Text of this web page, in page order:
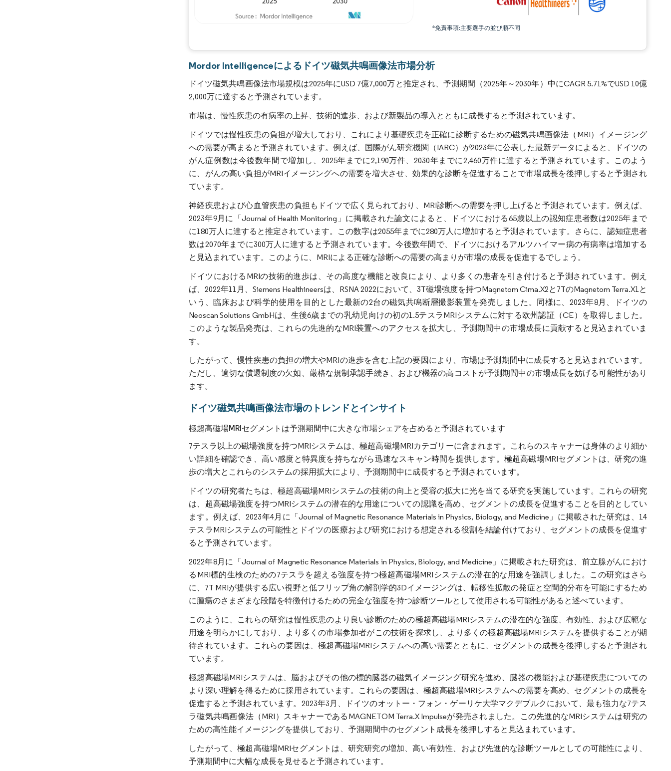
*免責事項:主要選手の並び順不同
Mordor Intelligenceによるドイツ磁気共鳴画像法市場分析
ドイツ磁気共鳴画像法市場規模は2025年にUSD 7億7,000万と推定され、予測期間（2025年～2030年）中にCAGR 5.71%でUSD 10億
2,000万に達すると予測されています。
市場は、慢性疾患の有病率の上昇、技術的進歩、および新製品の導入とともに成長すると予測されています。
ドイツでは慢性疾患の負担が増大しており、これにより基礎疾患を正確に診断するための磁気共鳴画像法（MRI）イメージング
への需要が高まると予測されています。例えば、国際がん研究機関（IARC）が2023年に公表した最新データによると、ドイツの
がん症例数は今後数年間で増加し、2025年までに2,190万件、2030年までに2,460万件に達すると予測されています。このよう
に、がんの高い負担がMRIイメージングへの需要を増大させ、効果的な診断を促進することで市場成長を後押しすると予測され
ています。
神経疾患および心血管疾患の負担もドイツで広く見られており、MRI診断への需要を押し上げると予測されています。例えば、
2023年9月に「Journal of Health Monitoring」に掲載された論文によると、ドイツにおける65歳以上の認知症患者数は2025年まで
に180万人に達すると推定されています。この数字は2055年までに280万人に増加すると予測されています。さらに、認知症患者
数は2070年までに300万人に達すると予測されています。今後数年間で、ドイツにおけるアルツハイマー病の有病率は増加する
と見込まれています。このように、MRIによる正確な診断への需要の高まりが市場の成長を促進するでしょう。
ドイツにおけるMRIの技術的進歩は、その高度な機能と改良により、より多くの患者を引き付けると予測されています。例え
ば、2022年11月、Siemens Healthineersは、RSNA 2022において、3T磁場強度を持つMagnetom Cima.X2と7TのMagnetom Terra.X1と
いう、臨床および科学的使用を目的とした最新の2台の磁気共鳴断層撮影装置を発売しました。同様に、2023年8月、ドイツの
Neoscan Solutions GmbHは、生後6歳までの乳幼児向けの初の1.5テスラMRIシステムに対する欧州認証（CE）を取得しました。
このような製品発売は、これらの先進的なMRI装置へのアクセスを拡大し、予測期間中の市場成長に貢献すると見込まれていま
す。
したがって、慢性疾患の負担の増大やMRIの進歩を含む上記の要因により、市場は予測期間中に成長すると見込まれています。
ただし、適切な償還制度の欠如、厳格な規制承認手続き、および機器の高コストが予測期間中の市場成長を妨げる可能性があり
ます。
ドイツ磁気共鳴画像法市場のトレンドとインサイト
極超高磁場MRIセグメントは予測期間中に大きな市場シェアを占めると予測されています
7テスラ以上の磁場強度を持つMRIシステムは、極超高磁場MRIカテゴリーに含まれます。これらのスキャナーは身体のより細か
い詳細を確認でき、高い感度と特異度を持ちながら迅速なスキャン時間を提供します。極超高磁場MRIセグメントは、研究の進
歩の増大とこれらのシステムの採用拡大により、予測期間中に成長すると予測されています。
ドイツの研究者たちは、極超高磁場MRIシステムの技術の向上と受容の拡大に光を当てる研究を実施しています。これらの研究
は、超高磁場強度を持つMRIシステムの潜在的な用途についての認識を高め、セグメントの成長を促進することを目的としてい
ます。例えば、2023年4月に「Journal of Magnetic Resonance Materials in Physics, Biology, and Medicine」に掲載された研究は、14
テスラMRIシステムの可能性とドイツの医療および研究における想定される役割を結論付けており、セグメントの成長を促進す
ると予測されています。
2022年8月に「Journal of Magnetic Resonance Materials in Physics, Biology, and Medicine」に掲載された研究は、前立腺がんにおけ
るMRI標的生検のための7テスラを超える強度を持つ極超高磁場MRIシステムの潜在的な用途を強調しました。この研究はさら
に、7T MRIが提供する広い視野と低フリップ角の解剖学的3Dイメージングは、転移性拡散の発症と空間的分布を可能にするため
に腫瘍のさまざまな段階を特徴付けるための完全な強度を持つ診断ツールとして使用される可能性があると述べています。
このように、これらの研究は慢性疾患のより良い診断のための極超高磁場MRIシステムの潜在的な強度、有効性、および広範な
用途を明らかにしており、より多くの市場参加者がこの技術を探求し、より多くの極超高磁場MRIシステムを提供することが期
待されています。これらの要因は、極超高磁場MRIシステムへの高い需要とともに、セグメントの成長を後押しすると予測され
ています。
極超高磁場MRIシステムは、脳およびその他の標的臓器の磁気イメージング研究を進め、臓器の機能および基礎疾患についての
より深い理解を得るために採用されています。これらの要因は、極超高磁場MRIシステムへの需要を高め、セグメントの成長を
促進すると予測されています。2023年3月、ドイツのオットー・フォン・ゲーリケ大学マクデブルクにおいて、最も強力な7テス
ラ磁気共鳴画像法（MRI）スキャナーであるMAGNETOM Terra.X Impulseが発売されました。この先進的なMRIシステムは研究の
ための高性能イメージングを提供しており、予測期間中のセグメント成長を後押しすると見込まれています。
したがって、極超高磁場MRIセグメントは、研究研究の増加、高い有効性、および先進的な診断ツールとしての可能性により、
予測期間中に大幅な成長を見せると予測されています。